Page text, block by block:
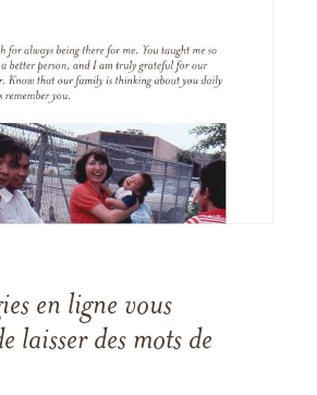
en ligne vous
laisser des mots de